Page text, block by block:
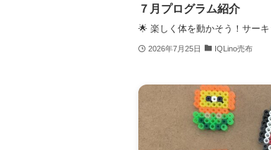
７月プログラム紹介
🌟 楽しく体を動かそう！サー
2026年7月25日 IQLino売布